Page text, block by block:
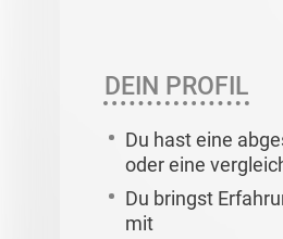
DEIN PROFIL
Du hast eine
oder eine
Du bringst
mit